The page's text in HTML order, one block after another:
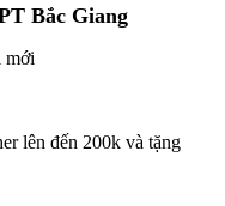
Bắc Giang
mới
lên đến 200k và tặng